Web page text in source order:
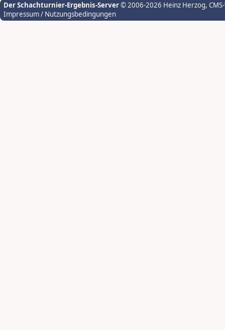
Der Schachturnier-Ergebnis-Server© 2006-2026 Heinz Herzog,
Impressum / Nutzungsbedingungen